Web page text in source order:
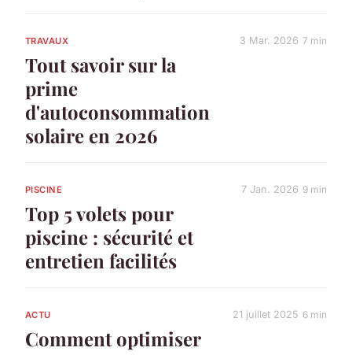
TRAVAUX
Tout savoir sur la
prime
d'autoconsommation
solaire en 2026
3 Mar. 2026 7 min
PISCINE
Top 5 volets pour
piscine : sécurité et
entretien facilités
7 Jan. 2026 9 min
ACTU
Comment optimiser
21 juillet 2025 6 min